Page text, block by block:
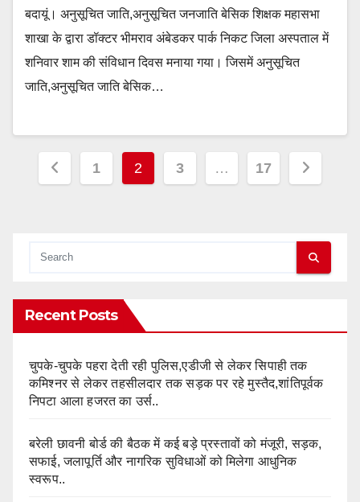
बदायूं। अनुसूचित जाति,अनुसूचित जनजाति बेसिक शिक्षक महासभा
शाखा के द्वारा डॉक्टर भीमराव अंबेडकर पार्क निकट जिला अस्पताल में
शनिवार शाम की संविधान दिवस मनाया गया। जिसमें अनुसूचित
जाति,अनुसूचित जाति बेसिक…
Posts
1 2 3 … 17
Recent Posts
चुपके-चुपके पहरा देती रही पुलिस,एडीजी से लेकर सिपाही तक
कमिश्नर से लेकर तहसीलदार तक सड़क पर रहे मुस्तैद,शांतिपूर्वक
निपटा आला हजरत का उर्स..
बरेली छावनी बोर्ड की बैठक में कई बड़े प्रस्तावों को मंजूरी, सड़क,
सफाई, जलापूर्ति और नागरिक सुविधाओं को मिलेगा आधुनिक
स्वरूप..